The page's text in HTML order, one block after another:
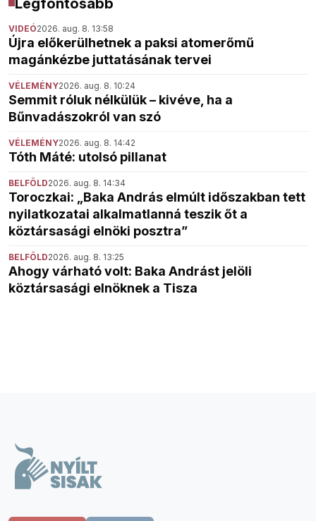
Legfontosabb
VIDEÓ2026. aug. 8. 13:58
Újra előkerülhetnek a paksi atomerőmű
magánkézbe juttatásának tervei
VÉLEMÉNY2026. aug. 8. 10:24
Semmit róluk nélkülük – kivéve, ha a
Bűnvadászokról van szó
VÉLEMÉNY2026. aug. 8. 14:42
Tóth Máté: utolsó pillanat
BELFÖLD2026. aug. 8. 14:34
Toroczkai: „Baka András elmúlt időszakban tett
nyilatkozatai alkalmatlanná teszik őt a
köztársasági elnöki posztra”
BELFÖLD2026. aug. 8. 13:25
Ahogy várható volt: Baka Andrást jelöli
köztársasági elnöknek a Tisza